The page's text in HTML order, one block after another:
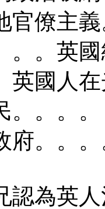
官僚主
。。英
英國人
。。。
府。。
認為英